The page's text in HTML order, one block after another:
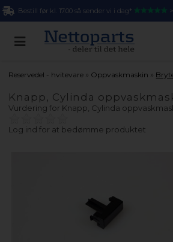
Bestill før kl. 17.00 så sender vi i dag*
Reservedel - hvitevare » Oppvaskmaskin »
Knapp, Cylinda
Vurdering for Knapp, Cylinda
Log ind for at bedømme produktet